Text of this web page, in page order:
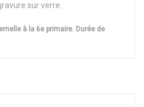
sur verre.
à la 6e primaire. Durée de